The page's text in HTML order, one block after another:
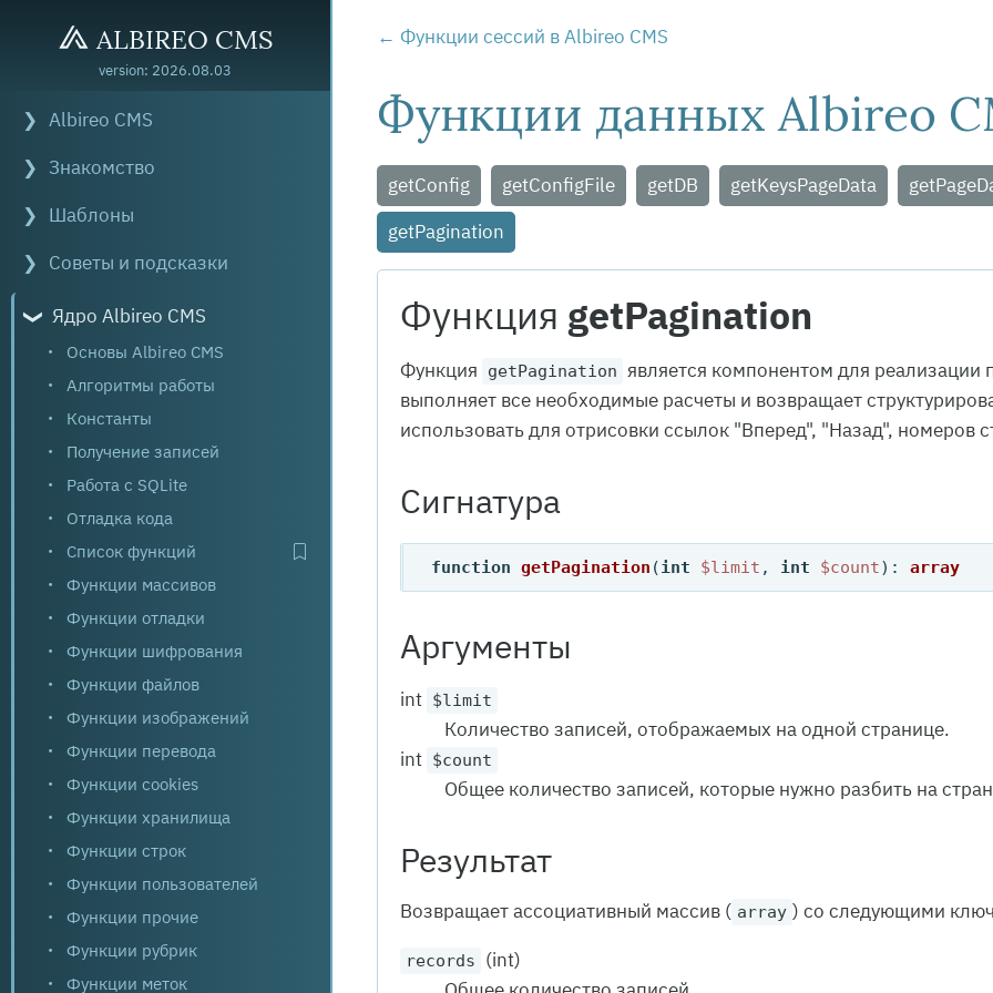
ALBIREO CMS
version: 2026.08.03
Albireo CMS
Знакомство
Шаблоны
Советы и подсказки
Ядро Albireo CMS
Основы Albireo CMS
Алгоритмы работы
Константы
Получение записей
Работа с SQLite
Отладка кода
Список функций
Функции массивов
Функции отладки
Функции шифрования
Функции файлов
Функции изображений
Функции перевода
Функции cookies
Функции хранилища
Функции строк
Функции пользователей
Функции прочие
Функции рубрик
Функции меток
Функции сессий в Albireo CMS
Функции данных Albireo
getConfig getConfigFile getDB getKeysPageData
getPagination
Функция getPagination
Функция getPagination является компонентом для реализации
выполняет все необходимые расчеты и возвращает
использовать для отрисовки ссылок "Вперед", "Назад", номеров
Сигнатура
function getPagination (int $limit , int $count): array
Аргументы
int $limit
Количество записей, отображаемых на одной странице.
int $count
Общее количество записей, которые нужно разбить на
Результат
Возвращает ассоциативный массив ( array ) со следующими
records
(int)